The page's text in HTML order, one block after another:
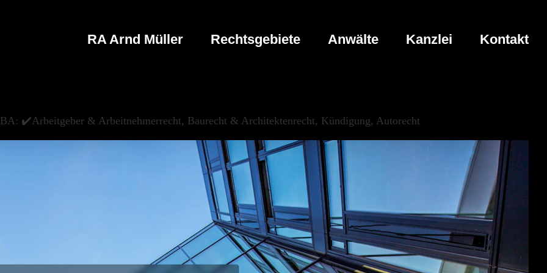
RA Arnd Müller Rechtsgebiete Anwälte Kanzlei Kontakt
✔️Arbeitgeber & Arbeitnehmerrecht, Baurecht & Architektenrecht, Kündigung, Autorecht